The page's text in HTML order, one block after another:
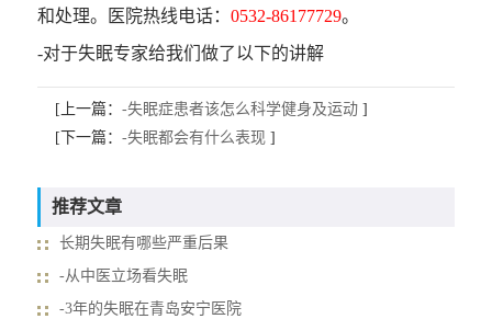
和处理。医院热线电话：0532-86177729。
-对于失眠专家给我们做了以下的讲解
[上一篇： -失眠症患者该怎么科学健身及运动]
[下一篇： -失眠都会有什么表现]
推荐文章
长期失眠有哪些严重后果
-从中医立场看失眠
-3年的失眠在青岛安宁医院